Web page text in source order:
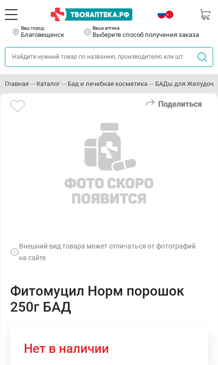
Ваш город:
Благовещенск
Ваша аптека:
Выберите способ получения заказа
Главная Каталог Бад и лечебная косметика БАДы для
Поделиться
Внешний вид товара может отличаться от фотографий
на сайте
Фитомуцил Норм порошок
250г БАД
Нет в наличии